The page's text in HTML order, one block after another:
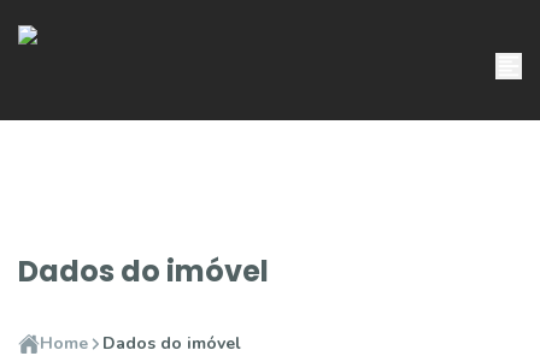
Dados do imóvel
Home Dados do imóvel